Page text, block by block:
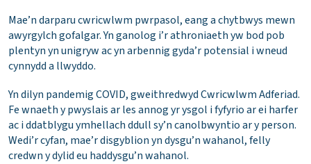
Mae’n darparu cwricwlwm pwrpasol, eang a chytbwys mewn
awyrgylch gofalgar. Yn ganolog i’r athroniaeth yw bod pob
plentyn yn unigryw ac yn arbennig gyda’r potensial i wneud
cynnydd a llwyddo.
Yn dilyn pandemig COVID, gweithredwyd Cwricwlwm Adferiad.
Fe wnaeth y pwyslais ar les annog yr ysgol i fyfyrio ar ei harfer
ac i ddatblygu ymhellach ddull sy’n canolbwyntio ar y person.
Wedi’r cyfan, mae’r disgyblion yn dysgu’n wahanol, felly
credwn y dylid eu haddysgu’n wahanol.